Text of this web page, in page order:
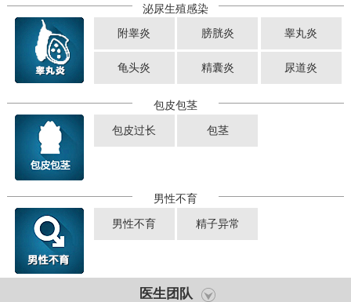
泌尿生殖感染
附睾炎 膀胱炎 睾丸炎
龟头炎 精囊炎 尿道炎
包皮包茎
包皮过长 包茎
男性不育
男性不育 精子异常
医生团队